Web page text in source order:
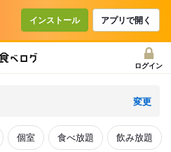
インストール アプリで開く
ログイン
変更
個室 食べ放題 飲み放題